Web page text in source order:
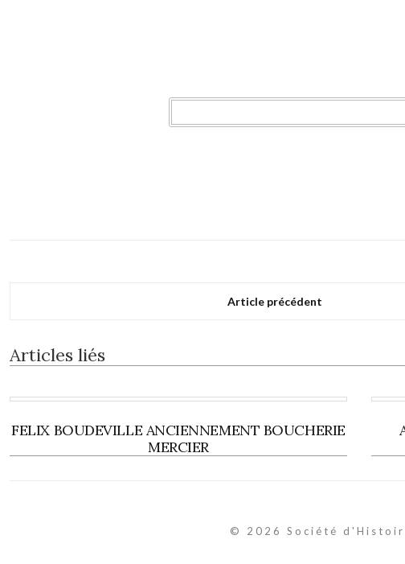
Article précédent
Articles liés
FELIX BOUDEVILLE ANCIENNEMENT BOUCHERIE
MERCIER
© 2026 Société